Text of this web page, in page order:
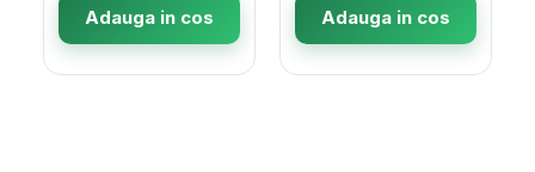
Adauga in cos Adauga in cos